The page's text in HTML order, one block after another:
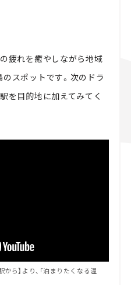
疲れを癒やしながら地域
スポットです。次のドラ
を目的地に加えてみてく
ら】より、「泊まりたくなる温